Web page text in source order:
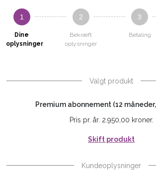
1
Dine
oplysninger
2
Bekræft
oplysninger
3
Betaling
Valgt produkt
Premium abonnement (12
Pris pr. år. 2.950,00 kroner.
Skift produkt
Kundeoplysninger